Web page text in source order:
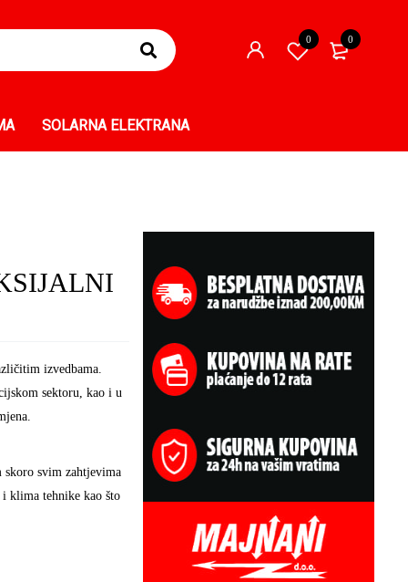
0
0
SOLARNA ELEKTRANA
izvedbama.
sektoru, kao i u
skoro svim zahtjevima
i klima tehnike kao što